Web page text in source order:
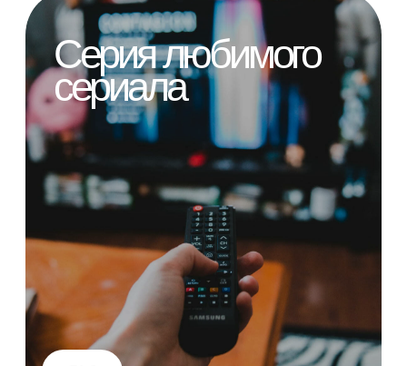
В проекте используются два формата
услуги:
Няня помогает ребёнку на базовом
уровне: занимает, гуляет, кормит,
готовит ко сну
Няня-профессиональный
дефектолог занимается коррекцией
и развитием навыков
самостоятельности ребёнка
На то, чем давно
хотелось заняться